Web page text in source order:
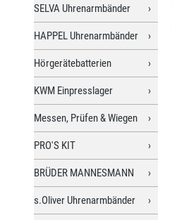
SELVA Uhrenarmbänder
HAPPEL Uhrenarmbänder
Hörgerätebatterien
KWM Einpresslager
Messen, Prüfen & Wiegen
PRO'S KIT
BRÜDER MANNESMANN
s.Oliver Uhrenarmbänder